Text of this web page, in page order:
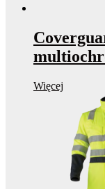
Więcej